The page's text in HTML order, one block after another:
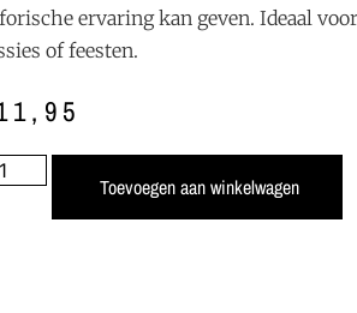
ervaring kan geven. Ideaal
of feesten.
Toevoegen aan winkelwagen